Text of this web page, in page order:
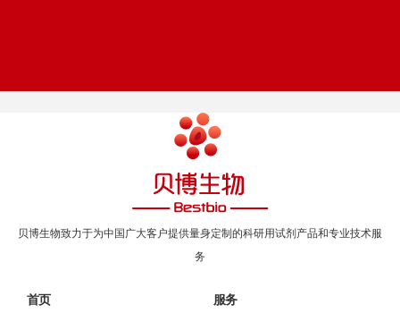
贝博生物致力于为中国广大客户提供量身定制的科研用试剂产品和专业技术服
务
首页 服务